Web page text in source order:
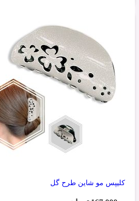
کلیپس مو شاین طرح گل